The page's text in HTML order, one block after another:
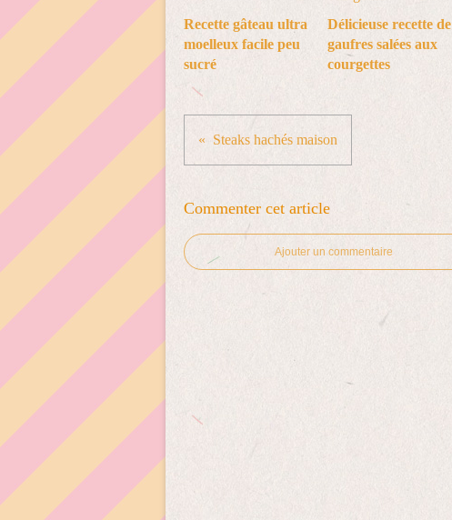
Recette gâteau ultra
moelleux facile peu
sucré
Délicieuse recette de
gaufres salées aux
courgettes
Steaks hachés maison
Commenter cet article
Ajouter un commentaire